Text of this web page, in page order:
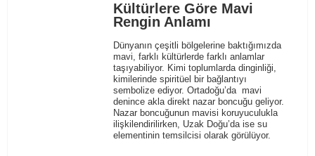
Kültürlere Göre Mavi
Rengin Anlamı
Dünyanın çeşitli bölgelerine baktığımızda
mavi, farklı kültürlerde farklı anlamlar
taşıyabiliyor. Kimi toplumlarda dinginliği,
kimilerinde spiritüel bir bağlantıyı
sembolize ediyor. Ortadoğu’da mavi
denince akla direkt nazar boncuğu geliyor.
Nazar boncuğunun mavisi koruyuculukla
ilişkilendirilirken, Uzak Doğu’da ise su
elementinin temsilcisi olarak görülüyor.